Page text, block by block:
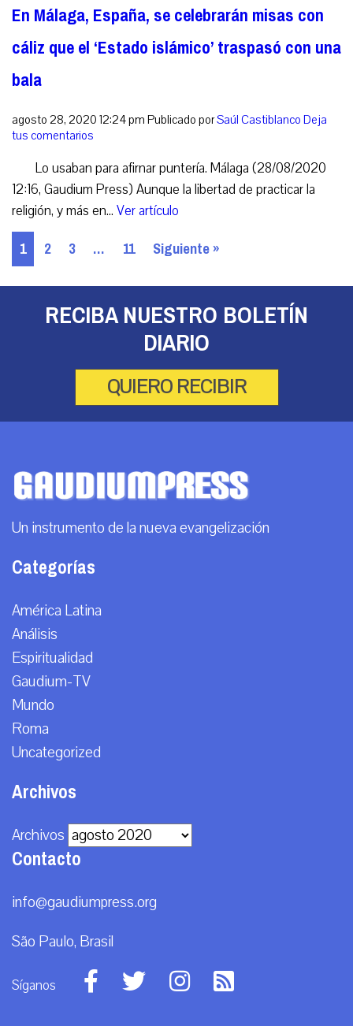
En Málaga, España, se celebrarán misas con
cáliz que el ‘Estado islámico’ traspasó con una
bala
agosto 28, 2020 12:24 pm Publicado porSaúl Castiblanco Deja
tus comentarios
Lo usaban para afirnar puntería. Málaga (28/08/2020
12:16, Gaudium Press) Aunque la libertad de practicar la
religión, y más en... Ver artículo
1 2 3 … 11 Siguiente »
RECIBA NUESTRO BOLETÍN
DIARIO
QUIERO RECIBIR
Un instrumento de la nueva evangelización
Categorías
América Latina
Análisis
Espiritualidad
Gaudium-TV
Mundo
Roma
Uncategorized
Archivos
Archivos
Contacto
info@gaudiumpress.org
São Paulo, Brasil
Síganos